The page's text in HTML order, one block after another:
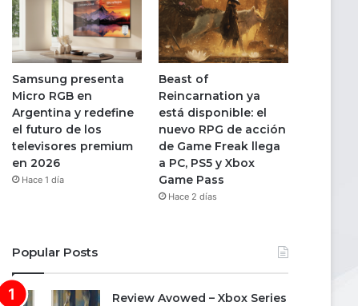
Samsung presenta
Micro RGB en
Argentina y redefine
el futuro de los
televisores premium
en 2026
Hace 1 día
Beast of
Reincarnation ya
está disponible: el
nuevo RPG de acción
de Game Freak llega
a PC, PS5 y Xbox
Game Pass
Hace 2 días
Popular Posts
Review Avowed – Xbox Series